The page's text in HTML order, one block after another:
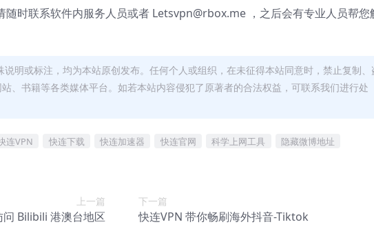
随时联系软件内服务人员或者 Letsvpn@rbox.me ，之后会有专业人员帮您
说明或标注，均为本站原创发布。任何个人或组织，在未征得本站同意时，禁止复制、
、书籍等各类媒体平台。如若本站内容侵犯了原著者的合法权益，可联系我们进行处
连VPN 快连下载 快连加速器 快连官网 科学上网工具 隐藏微博地址
上一篇
问 Bilibili 港澳台地区
下一篇
快连VPN 带你畅刷海外抖音-Tiktok